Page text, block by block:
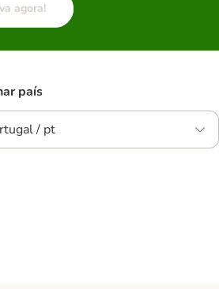
agora!
país
/ pt